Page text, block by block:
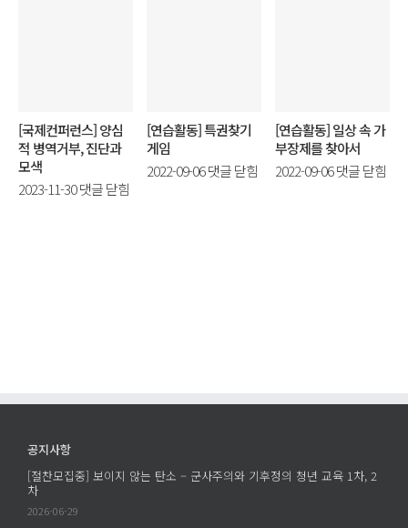
[국제컨퍼런스] 양심
적 병역거부, 진단과
모색
2023-11-30[국
단
댓글 닫힘
[연습활동] 특권찾기
게임
2022-09-06[연
댓글 닫힘
[연습활동] 일상 속 가
부장제를 찾아서
2022-09-06[연
를
에
댓글 닫힘
공지사항
[절찬모집중] 보이지 않는 탄소 – 군사주의와 기후정의 청년 교육 1차, 2
차
2026-06-29